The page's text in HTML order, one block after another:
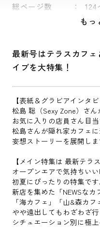
総ページ数 124
もっ
最新号はテラスカフ
イブを大特集！
【表紙＆グラビアインタビ
松島 聡（Sexy Zone）さん
お気に入りの店員さん目当
松島さんが隠れ家カフェ
妄想ストーリーを展開しま
【メイン特集は 最新テラ
オープンエアで気持ちいい
初夏にぴったりの特集です
新店を集めた「NEWSなカ
「海カフェ」「山&森カフ
やや遠出してもわざわざ
シチュエーション別に極